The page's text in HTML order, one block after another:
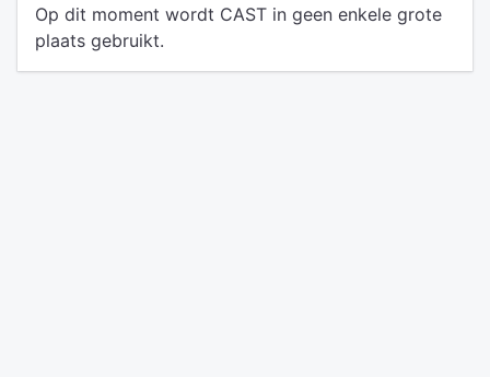
Op dit moment wordt CAST in geen enkele grote
plaats gebruikt.